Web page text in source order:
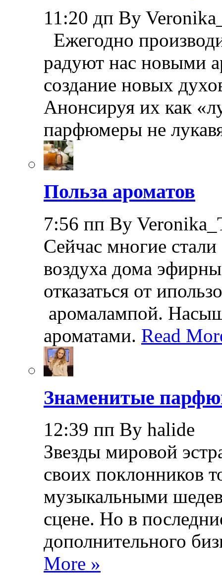
11:20 дп By
Ежегодно
радуют нас новыми
создание новых
Анонсируя их как
парфюмеры не
Польза ароматов
7:56 пп By
Сейчас многие
воздуха дома
отказаться от
аромалампой.
ароматами. Read
Знаменитые
12:39 пп By halide
Звезды мировой
своих поклонников
музыкальными
сцене. Но в
дополнительного
More »